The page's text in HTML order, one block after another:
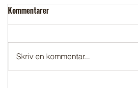
Avstängning av elektricitet
Kommentarer
Skriv en kommentar...